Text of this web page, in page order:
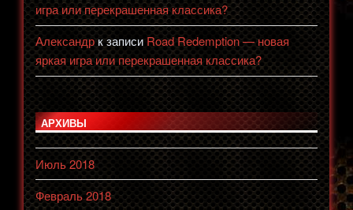
игра или перекрашенная классика?
Александрк записи Road Redemption — новая
яркая игра или перекрашенная классика?
АРХИВЫ
Июль 2018
Февраль 2018